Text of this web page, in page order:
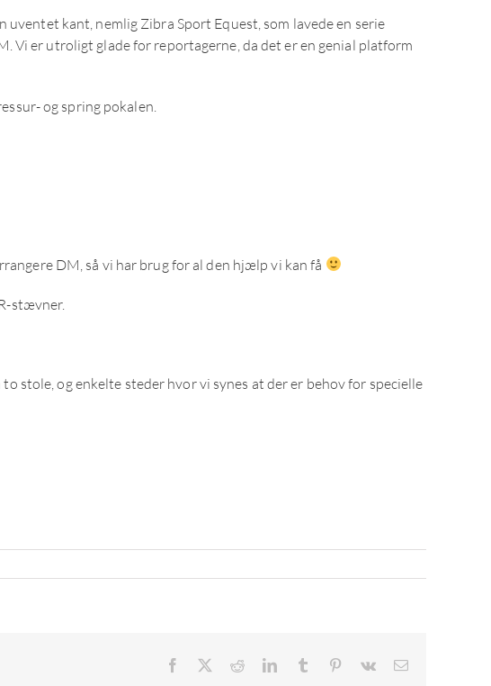
kant, nemlig Zibra Sport Equest, som lavede en serie
Vi er utroligt glade for reportagerne, da det er en genial platform
og spring pokalen.
DM, så vi har brug for al den hjælp vi kan få
stævner.
stole, og enkelte steder hvor vi synes at der er behov for specielle
Facebook RedditLinkedInTumblr Pinterest
Vk
E-